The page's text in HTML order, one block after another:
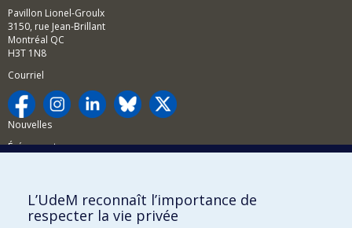
Pavillon Lionel-Groulx
3150, rue Jean-Brillant
Montréal QC
H3T 1N8
Courriel
Nouvelles
Événements
BESOIN D'AIDE?
Plan du site
L’UdeM reconnaît l’importance de
respecter la vie privée